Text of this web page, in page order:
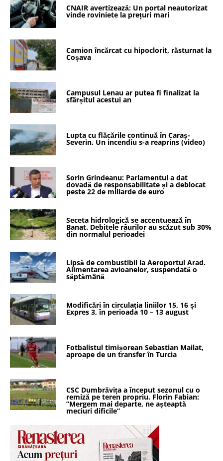
CNAIR avertizează: Un portal neautorizat
vinde roviniete la prețuri mari
Camion încărcat cu hipoclorit, răsturnat la
Coșava
Campusul Lenau ar putea fi finalizat la
sfârșitul acestui an
Lupta cu flăcările continuă în Caraș-
Severin. Un incendiu s-a reaprins (video)
Sorin Grindeanu: Parlamentul a dat
dovadă de responsabilitate și a deblocat
peste 22 de miliarde de euro
Seceta hidrologică se accentuează în
Banat. Debitele râurilor au scăzut sub 30%
din normalul perioadei
Lipsă de combustibil la Aeroportul Arad.
Alimentarea avioanelor, suspendată o
săptămână
Modificări în circulația liniilor 15, 16 și
Expres 3, în perioada 10 – 13 august
Fotbalistul timișorean Sebastian Mailat,
aproape de un transfer în Turcia
CSC Dumbrăvița a început sezonul cu o
remiză pe teren propriu. Florin Fabian:
”Mergem mai departe, ne așteaptă
meciuri dificile”